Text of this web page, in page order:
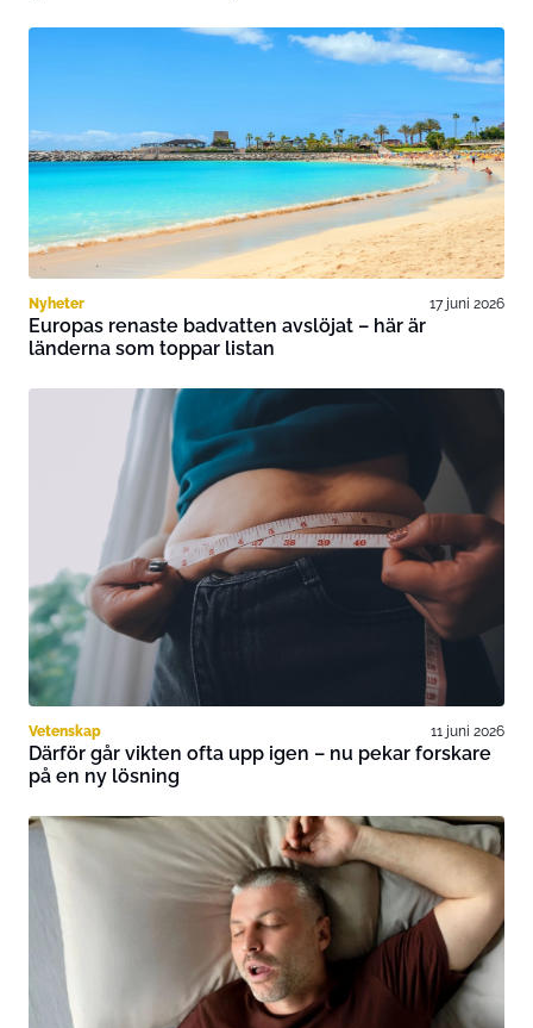
Nyheter 17 juni 2026
Europas renaste badvatten avslöjat – här är
länderna som toppar listan
Vetenskap 11 juni 2026
Därför går vikten ofta upp igen – nu pekar forskare
på en ny lösning